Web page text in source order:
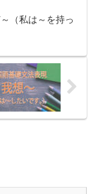
（私は～を持っ